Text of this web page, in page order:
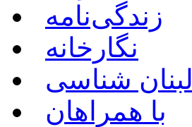
زندگی‌نامه
نگارخانه
لبنان شناسی
با همراهان